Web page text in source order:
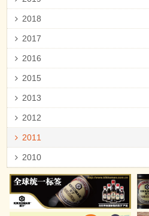
2018
2017
2016
2015
2013
2012
2011
2010